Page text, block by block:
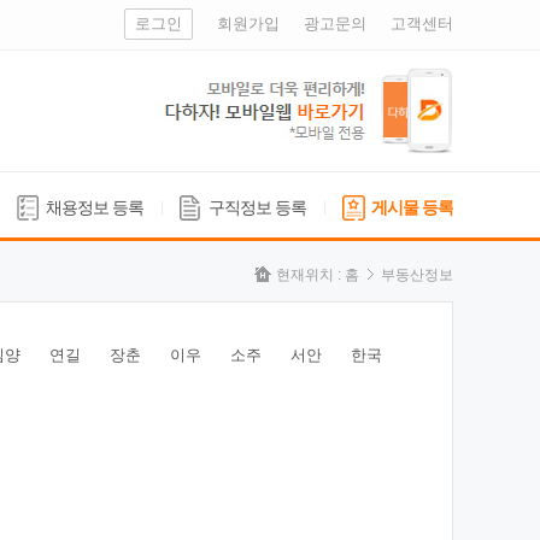
로그인 회원가입 광고문의 고객센터
채용정보 등록 구직정보 등록 게시물 등록
현재위치 : 홈 부동산정보
양 연길 장춘 이우 소주 서안 한국